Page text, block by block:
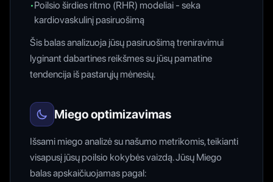
•Poilsio širdies ritmo (RHR) modeliai - seka
kardiovaskulinį pasiruošimą
Šis balas analizuoja jūsų pasiruošimą treniravimui
lyginant dabartines reikšmes su jūsų pamatine
tendencija iš pastarųjų mėnesių.
Miego optimizavimas
Išsami miego analizė su našumo metrikomis, teikianti
visapusį jūsų poilsio kokybės vaizdą. Jūsų Miego
balas apskaičiuojamas pagal: